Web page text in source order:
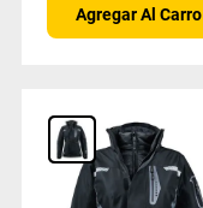
Agregar Al Carro